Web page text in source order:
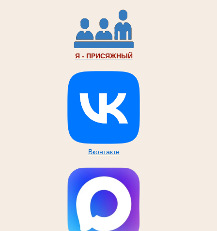
Я - ПРИСЯЖНЫЙ
Вконтакте